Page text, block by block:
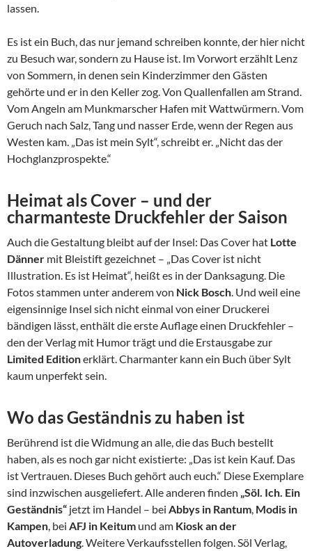
lassen.
Es ist ein Buch, das nur jemand schreiben konnte, der hier nicht
zu Besuch war, sondern zu Hause ist. Im Vorwort erzählt Lenz
von Sommern, in denen sein Kinderzimmer den Gästen
gehörte und er in den Keller zog. Von Quallenfallen am Strand.
Vom Angeln am Munkmarscher Hafen mit Wattwürmern. Vom
Geruch nach Salz, Tang und nasser Erde, wenn der Regen aus
Westen kam. „Das ist mein Sylt“, schreibt er. „Nicht das der
Hochglanzprospekte.“
Heimat als Cover – und der
charmanteste Druckfehler der Saison
Auch die Gestaltung bleibt auf der Insel: Das Cover hat Lotte
Dänner mit Bleistift gezeichnet – „Das Cover ist nicht
Illustration. Es ist Heimat“, heißt es in der Danksagung. Die
Fotos stammen unter anderem von Nick Bosch. Und weil eine
eigensinnige Insel sich nicht einmal von einer Druckerei
bändigen lässt, enthält die erste Auflage einen Druckfehler –
den der Verlag mit Humor trägt und die Erstausgabe zur
Limited Editionerklärt. Charmanter kann ein Buch über Sylt
kaum unperfekt sein.
Wo das Geständnis zu haben ist
Berührend ist die Widmung an alle, die das Buch bestellt
haben, als es noch gar nicht existierte: „Das ist kein Kauf. Das
ist Vertrauen. Dieses Buch gehört auch euch.“ Diese Exemplare
sind inzwischen ausgeliefert. Alle anderen finden „Söl. Ich. Ein
Geständnis“ jetzt im Handel – bei Abbys in Rantum, Modis in
Kampen, bei AFJ in Keitum und am Kiosk an der
Autoverladung. Weitere Verkaufsstellen folgen. Söl Verlag,